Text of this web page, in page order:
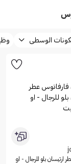
الوسطى
ارتيسان بلو للرجال - او